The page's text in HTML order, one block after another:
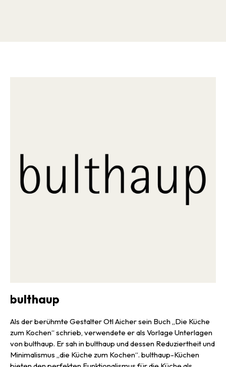
bulthaup
Als der berühmte Gestalter Otl Aicher sein Buch „Die Küche
zum Kochen“ schrieb, verwendete er als Vorlage Unterlagen
von bulthaup. Er sah in bulthaup und dessen Reduziertheit und
Minimalismus „die Küche zum Kochen“. bulthaup-Küchen